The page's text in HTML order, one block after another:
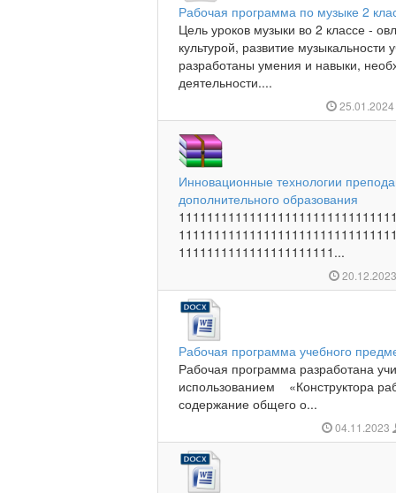
Рабочая программа по музыке 2
Цель уроков музыки во 2 классе -
культурой, развитие
разработаны умения и навыки,
деятельности....
Инновационные технологии
дополнительного образования
1111111111111111111111...
Рабочая программа учебного
Рабочая программа разработана
использованием «Конструктора
содержание общего о...
04.11.2023